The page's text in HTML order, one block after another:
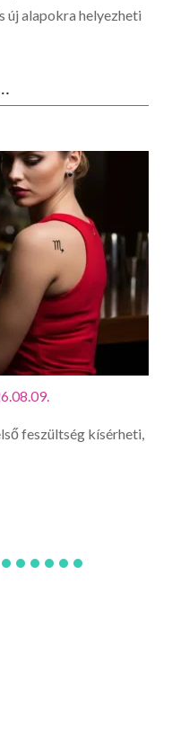
új alapokra helyezheti
feszültség kísérheti,